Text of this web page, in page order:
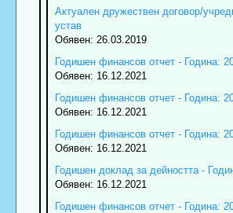
Актуален дружествен договор/
устав
Обявен: 26.03.2019
Годишен финансов отчет - Година:
Обявен: 16.12.2021
Годишен финансов отчет - Година:
Обявен: 16.12.2021
Годишен финансов отчет - Година:
Обявен: 16.12.2021
Годишен доклад за дейността -
Обявен: 16.12.2021
Годишен финансов отчет - Година: